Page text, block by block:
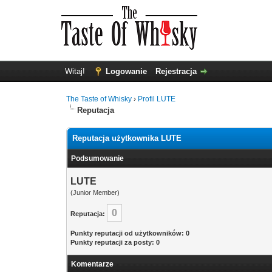
Witaj! Logowanie Rejestracja
The Taste of Whisky › Profil LUTE
Reputacja
Reputacja użytkownika LUTE
Podsumowanie
LUTE
(Junior Member)
Reputacja: 0
Punkty reputacji od użytkowników: 0
Punkty reputacji za posty: 0
Komentarze